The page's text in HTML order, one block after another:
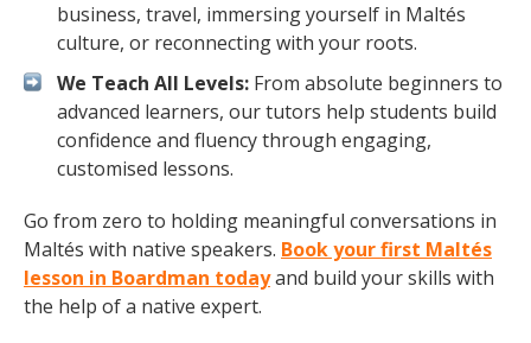
business, travel, immersing yourself in Maltés
culture, or reconnecting with your roots.
We Teach All Levels: From absolute beginners to
advanced learners, our tutors help students build
confidence and fluency through engaging,
customised lessons.
Go from zero to holding meaningful conversations in
Maltés with native speakers. Book your first Maltés
lesson in Boardman todayand build your skills with
the help of a native expert.